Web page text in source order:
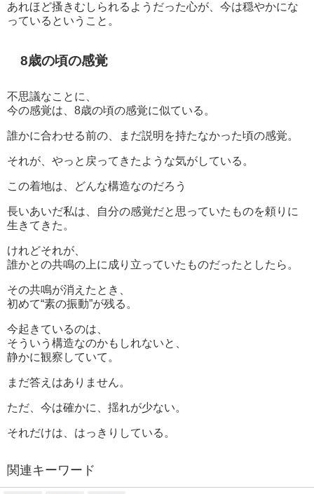
あれほど搔きむしられるようだった心が、今は穏やかにな
っているということ。
8歳の頃の感覚
不思議なことに、
今の感覚は、8歳の頃の感覚に似ている。
誰かに合わせる前の、まだ説明を持たなかった頃の感覚。
それが、やっと戻ってきたような気がしている。
この着地は、どんな構造なのだろう
長いあいだ私は、自分の感覚だと思っていたものを頼りに
生きてきた。
けれどそれが、
誰かとの共鳴の上に成り立っていたものだったとしたら。
その共鳴が消えたとき、
初めて“素の振動”が残る。
今起きているのは、
そういう構造なのかもしれないと、
静かに観察していて。
まだ答えはありません。
ただ、今は確かに、揺れが少ない。
それだけは、はっきりしている。
関連キーワード